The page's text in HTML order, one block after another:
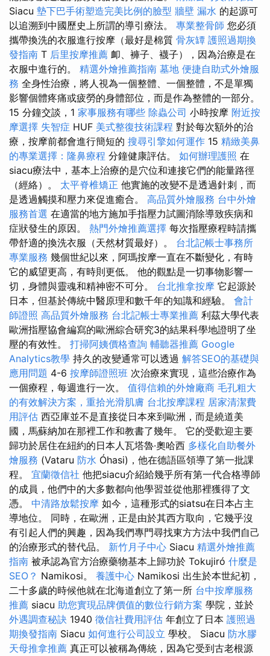
Siacu 墊下巴手術塑造完美比例的臉型 牆壁 漏水 的起源可
以追溯到中國歷史上所謂的導引療法。 專業整骨師 您必須
攜帶換洗的衣服進行按摩（最好是棉質 骨灰罈 護照過期換
發指南 T 后里按摩推薦 卹、褲子、襪子），因為治療是在
衣服中進行的。 精選外燴推薦指南 墓地 便捷自助式外燴服
務 全身性治療，將人視為一個整體、一個整體，不是單獨
影響個體疼痛或疲勞的身體部位，而是作為整體的一部分。
15 分鐘交談，1 家事服務有哪些 除蟲公司 小時按摩 附近按
摩選擇 失智症 HUF 美式整復技術課程 對於每次額外的治
療，按摩前都會進行簡短的 搜尋引擎如何運作 15 精緻美鼻
的專業選擇：隆鼻療程 分鐘健康評估。 如何辦理護照 在
siacu療法中，基本上治療的是穴位和連接它們的能量路徑
（經絡）。 太平脊椎矯正 他實施的改變不是透過針刺，而
是透過觸摸和壓力來促進癒合。 高品質外燴服務 台中外燴
服務首選 在適當的地方施加手指壓力試圖消除導致疾病和
症狀發生的原因。 熱門外燴推薦選擇 每次指壓療程時請攜
帶舒適的換洗衣服（天然材質最好）。 台北記帳士事務所
專業服務 幾個世紀以來，阿瑪按摩一直在不斷變化，有時
它的威望更高，有時則更低。 他的觀點是一切事物影響一
切，身體與靈魂和精神密不可分。 台北推拿按摩 它起源於
日本，但基於傳統中醫原理和數千年的知識和經驗。 會計
師證照 高品質外燴服務 台北記帳士專業推薦 利茲大學代表
歐洲指壓協會編寫的歐洲綜合研究3的結果科學地證明了坐
壓的有效性。 打掃阿姨價格查詢 輔聽器推薦 Google
Analytics教學 持久的改變通常可以透過 解答SEO的基礎與
應用問題 4-6 按摩師證照班 次治療來實現，這些治療作為
一個療程，每週進行一次。 值得信賴的外燴廠商 毛孔粗大
的有效解決方案，重拾光滑肌膚 台北按摩課程 居家清潔費
用評估 西亞庫並不是直接從日本來到歐洲，而是繞道美
國，馬蘇納加在那裡工作和教書了幾年。 它的受歡迎主要
歸功於居住在紐約的日本人瓦塔魯·奧哈西 多樣化自助餐外
燴服務 (Vataru 防水 Óhasi)，他在德語區領導了第一批課
程。 宜蘭徵信社 他把siacu介紹給幾乎所有第一代合格導師
的成員，他們中的大多數都向他學習並從他那裡獲得了文
憑。 中清路放鬆按摩 如今，這種形式的siatsu在日本占主
導地位。 同時，在歐洲，正是由於其西方取向，它幾乎沒
有引起人們的興趣，因為我們專門尋找東方方法中我們自己
的治療形式的替代品。 新竹月子中心 Siacu 精選外燴推薦
指南 被承認為官方治療藥物基本上歸功於 Tokujiró 什麼是
SEO？ Namikosi。 養護中心 Namikosi 出生於本世紀初，
二十多歲的時候他就在北海道創立了第一所 台中按摩服務
推薦 siacu 助您實現品牌價值的數位行銷方案 學院，並於
外遇調查秘訣 1940 徵信社費用評估 年創立了日本 護照過
期換發指南 Siacu 如何進行公司設立 學校。 Siacu 防水膠
天母推拿推薦 真正可以被稱為傳統，因為它受到古老根源